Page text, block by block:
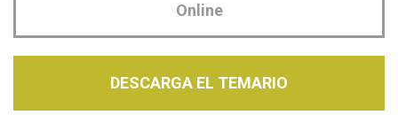
Online
DESCARGA EL TEMARIO